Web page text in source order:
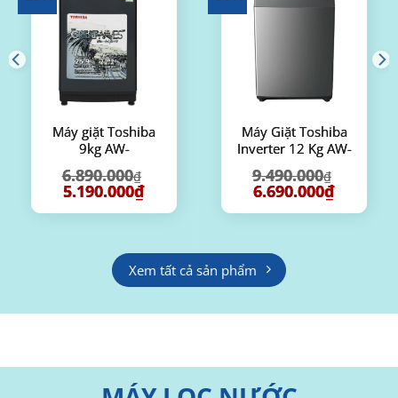
Máy giặt Toshiba
9kg AW-
6.890.000₫
Giá
gốc
là:
5.190.000₫Giá
tại
5.190.000₫.
Máy Giặt Toshiba
Inverter 12 Kg AW-
9.490.000₫
Giá
gốc
là:
6.690.000₫Giá
tại
Xem tất cả sản phẩm